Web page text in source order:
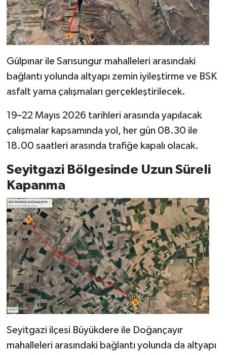
Gülpınar ile Sarısungur mahalleleri arasındaki
bağlantı yolunda altyapı zemin iyileştirme ve BSK
asfalt yama çalışmaları gerçekleştirilecek.
19–22 Mayıs 2026 tarihleri arasında yapılacak
çalışmalar kapsamında yol, her gün 08.30 ile
18.00 saatleri arasında trafiğe kapalı olacak.
Seyitgazi Bölgesinde Uzun Süreli
Kapanma
Seyitgazi ilçesi Büyükdere ile Doğançayır
mahalleleri arasındaki bağlantı yolunda da altyapı